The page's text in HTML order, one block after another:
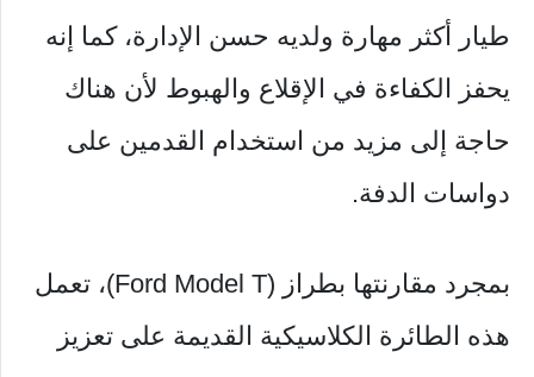
طيار أكثر مهارة ولديه حسن الإدارة، كما إنه
يحفز الكفاءة في الإقلاع والهبوط لأن هناك
حاجة إلى مزيد من استخدام القدمين على
دواسات الدفة.
بمجرد مقارنتها بطراز (Ford Model T)، تعمل
هذه الطائرة الكلاسيكية القديمة على تعزيز